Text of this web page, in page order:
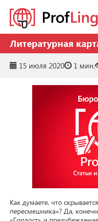
Литературная
15 июля 2020 1 мин.
Как думаете, что
пересмешника»? Да,